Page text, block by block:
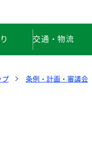
交通・物流
プ 条例・計画・審議会